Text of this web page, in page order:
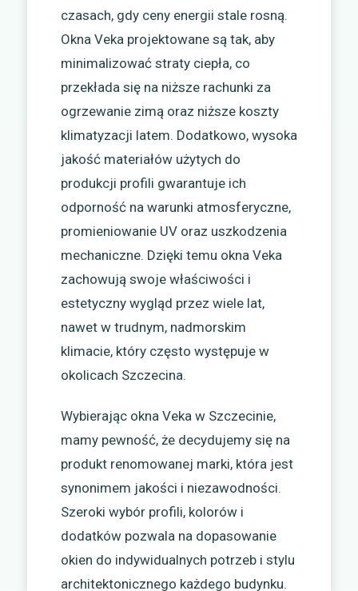
czasach, gdy ceny energii stale rosną.
Okna Veka projektowane są tak, aby
minimalizować straty ciepła, co
przekłada się na niższe rachunki za
ogrzewanie zimą oraz niższe koszty
klimatyzacji latem. Dodatkowo, wysoka
jakość materiałów użytych do
produkcji profili gwarantuje ich
odporność na warunki atmosferyczne,
promieniowanie UV oraz uszkodzenia
mechaniczne. Dzięki temu okna Veka
zachowują swoje właściwości i
estetyczny wygląd przez wiele lat,
nawet w trudnym, nadmorskim
klimacie, który często występuje w
okolicach Szczecina.
Wybierając okna Veka w Szczecinie,
mamy pewność, że decydujemy się na
produkt renomowanej marki, która jest
synonimem jakości i niezawodności.
Szeroki wybór profili, kolorów i
dodatków pozwala na dopasowanie
okien do indywidualnych potrzeb i stylu
architektonicznego każdego budynku.